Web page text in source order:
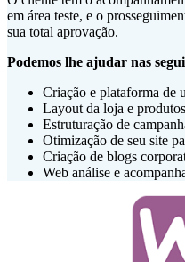
em área teste, e o
sua total aprovação.
Podemos lhe ajudar nas
Criação e plataforma de
Layout da loja e
Estruturação de
Otimização de seu site
Criação de blogs
Web análise e